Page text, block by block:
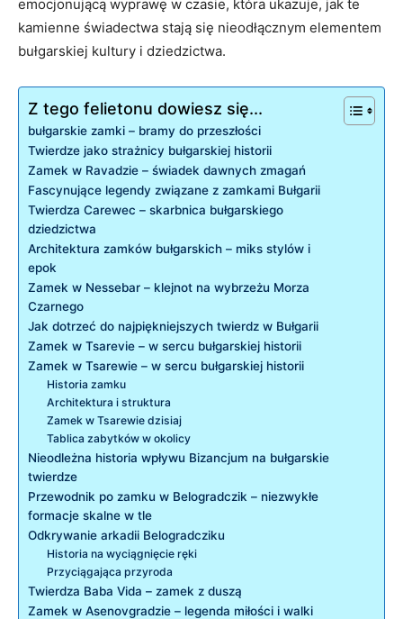
emocjonującą wyprawę w czasie, ‌która ukazuje, jak te
⁣kamienne ⁣świadectwa stają się nieodłącznym elementem
bułgarskiej kultury i dziedzictwa.
Z tego felietonu dowiesz się...
bułgarskie zamki – bramy do przeszłości
Twierdze jako strażnicy⁢ bułgarskiej historii
Zamek w ‍Ravadzie⁣ – świadek dawnych zmagań
Fascynujące ‌legendy związane z zamkami Bułgarii
Twierdza Carewec –⁢ skarbnica bułgarskiego‌
dziedzictwa
Architektura⁣ zamków bułgarskich – miks stylów⁣ i
epok
Zamek w Nessebar ⁤– klejnot na wybrzeżu Morza
Czarnego
Jak dotrzeć do najpiękniejszych twierdz w ​Bułgarii
Zamek w Tsarevie – w sercu bułgarskiej historii
Zamek ⁤w⁣ Tsarewie – w⁣ sercu bułgarskiej historii
Historia ⁢zamku
Architektura i​ struktura
Zamek‌ w Tsarewie dzisiaj
Tablica zabytków w ​okolicy
Nieodleżna historia wpływu Bizancjum ‌na bułgarskie
twierdze
Przewodnik po ⁤zamku w Belogradczik⁢ – niezwykłe
formacje skalne w tle
Odkrywanie ⁣arkadii Belogradcziku
Historia‌ na wyciągnięcie ręki
Przyciągająca przyroda
Twierdza Baba Vida – zamek⁣ z duszą
Zamek w​ Asenovgradzie‌ – legenda miłości i walki